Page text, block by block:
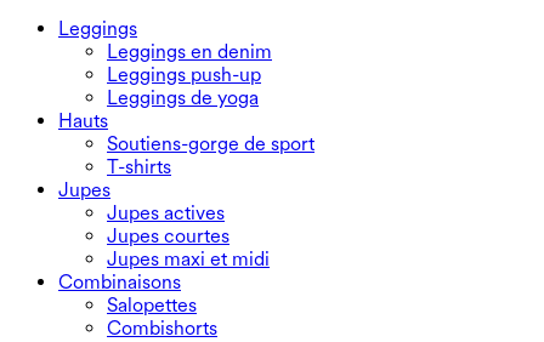
Leggings
Leggings en denim
Leggings push-up
Leggings de yoga
Hauts
Soutiens-gorge de sport
T-shirts
Jupes
Jupes actives
Jupes courtes
Jupes maxi et midi
Combinaisons
Salopettes
Combishorts